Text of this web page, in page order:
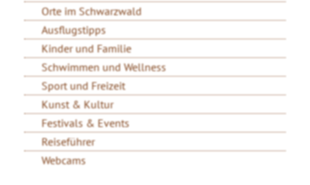
Orte im Schwarzwald
Ausflugstipps
Kinder und Familie
Schwimmen und Wellness
Sport und Freizeit
Kunst & Kultur
Festivals & Events
Reiseführer
Webcams